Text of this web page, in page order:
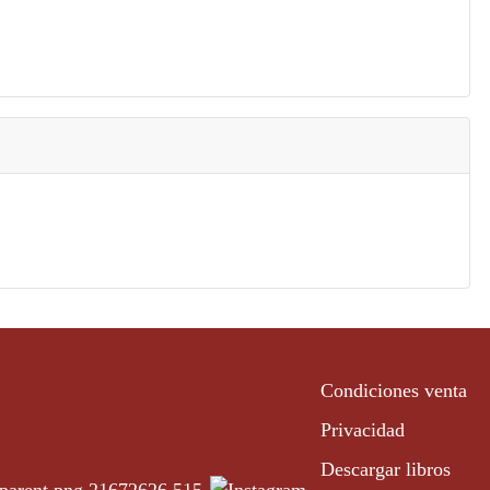
Condiciones venta
Privacidad
Descargar libros